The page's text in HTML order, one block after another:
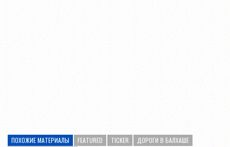
ПОХОЖИЕ МАТЕРИАЛЫ FEATURED TICKER
ДОРОГИ В БАЛХАШЕ